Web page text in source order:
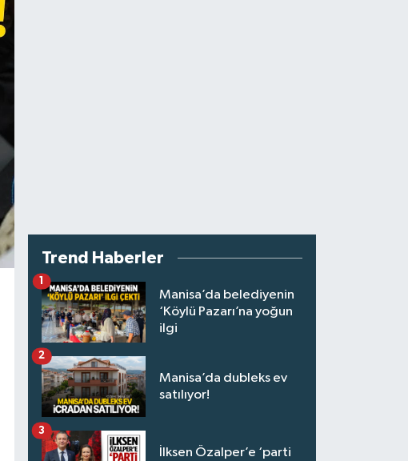
Trend Haberler
Manisa’da belediyenin
‘Köylü Pazarı’na yoğun
ilgi
1
Manisa’da dubleks ev
satılıyor!
2
İlksen Özalper’e ‘parti
3